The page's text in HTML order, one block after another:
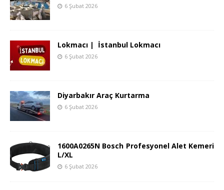
6 Şubat 2026
Lokmacı | İstanbul Lokmacı
6 Şubat 2026
Diyarbakır Araç Kurtarma
6 Şubat 2026
1600A0265N Bosch Profesyonel Alet Kemeri
L/XL
6 Şubat 2026